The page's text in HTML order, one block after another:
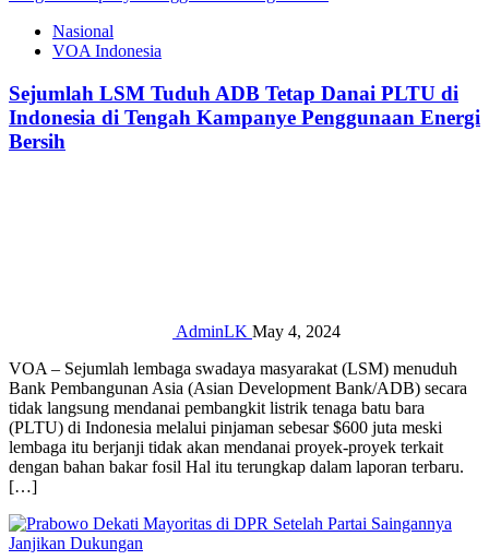
Nasional
VOA Indonesia
Sejumlah LSM Tuduh ADB Tetap Danai PLTU di
Indonesia di Tengah Kampanye Penggunaan Energi
Bersih
AdminLK May 4, 2024
VOA – Sejumlah lembaga swadaya masyarakat (LSM) menuduh
Bank Pembangunan Asia (Asian Development Bank/ADB) secara
tidak langsung mendanai pembangkit listrik tenaga batu bara
(PLTU) di Indonesia melalui pinjaman sebesar $600 juta meski
lembaga itu berjanji tidak akan mendanai proyek-proyek terkait
dengan bahan bakar fosil Hal itu terungkap dalam laporan terbaru.
[…]